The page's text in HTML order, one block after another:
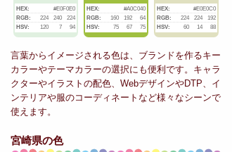
HEX:
#E0F0E0
RGB:
224 240
224
HSV:
120 7 94
HEX:
#A0C040
RGB:
160 192
64
HSV:
75 67 75
HEX:
#E0E0C0
RGB:
224 224
192
HSV:
60 14 88
言葉からイメージされる色は、ブランドを作るキー
カラーやテーマカラーの選択にも便利です。キャラ
クターやイラストの配色、WebデザインやDTP、イ
ンテリアや服のコーディネートなど様々なシーンで
使えます。
宮崎県の色